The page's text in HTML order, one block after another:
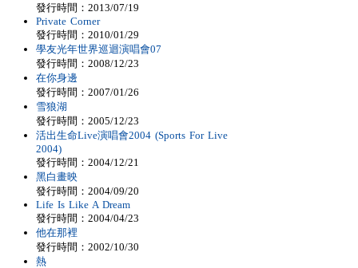
發行時間：2013/07/19
Private Corner
發行時間：2010/01/29
學友光年世界巡迴演唱會07
發行時間：2008/12/23
在你身邊
發行時間：2007/01/26
雪狼湖
發行時間：2005/12/23
活出生命Live演唱會2004 (Sports For Live
2004)
發行時間：2004/12/21
黑白畫映
發行時間：2004/09/20
Life Is Like A Dream
發行時間：2004/04/23
他在那裡
發行時間：2002/10/30
熱